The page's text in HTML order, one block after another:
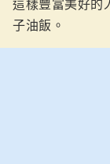
這樣豐富美好的
子油飯。